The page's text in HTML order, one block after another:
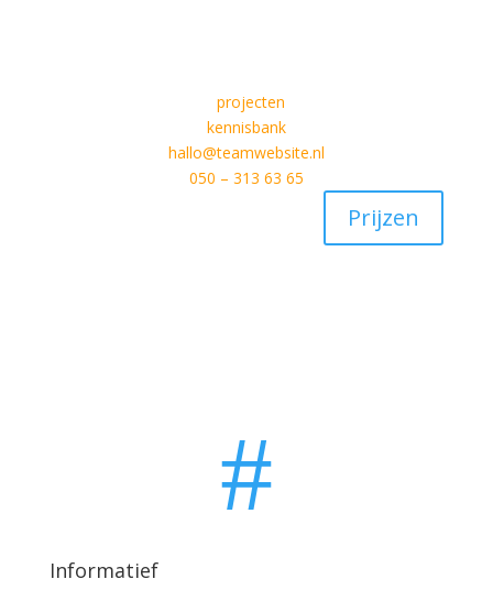
projecten
kennisbank
hallo@teamwebsite.nl
050 – 313 63 65
Prijzen
#
Informatief